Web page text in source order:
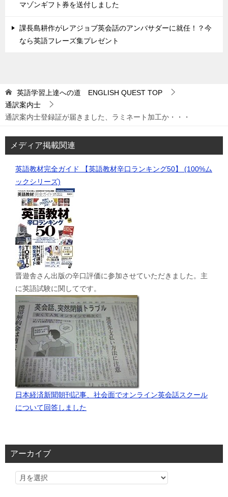
マゾンギフト券を送付しました
課長島耕作がレアジョブ英会話のアンバサダーに就任！？今
なら英語フレーズ集プレゼント
英語学習上達への道 ENGLISH QUEST TOP
通訳案内士
通訳案内士登録証が届きました、ラミネート加工か・・・
メディア掲載関連
英語教材完全ガイド 【英語教材辛口ランキング50】 (100%ム
ックシリーズ)
晋遊舎さん出版の辛口評価に参加させていただきました。主
に英語試験に関してです。
日本経済新聞朝刊記事、社会面でオンライン英会話スクール
について回答しました
アーカイブ